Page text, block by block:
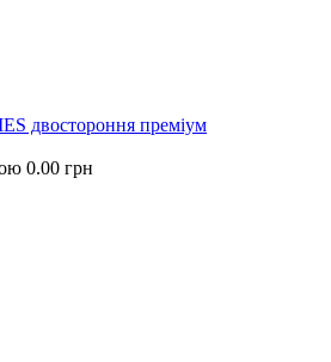
двостороння преміум
0.00 грн